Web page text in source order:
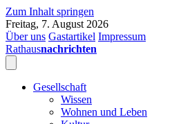
Zum Inhalt springen
Freitag, 7. August 2026
Über uns Gastartikel Impressum
Rathausnachrichten
Gesellschaft
Wissen
Wohnen und Leben